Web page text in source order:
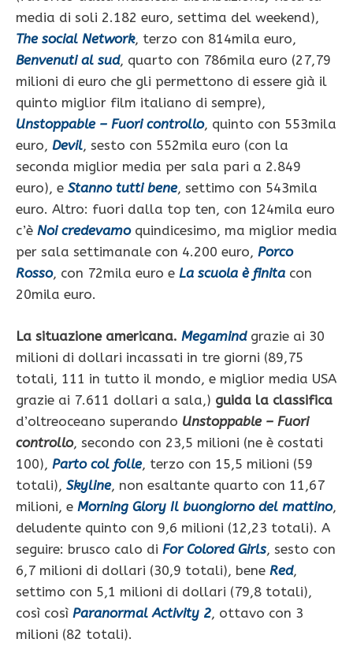
media di soli 2.182 euro, settima del weekend),
The social Network, terzo con 814mila euro,
Benvenuti al sud, quarto con 786mila euro (27,79
milioni di euro che gli permettono di essere già il
quinto miglior film italiano di sempre),
Unstoppable – Fuori controllo, quinto con 553mila
euro, Devil, sesto con 552mila euro (con la
seconda miglior media per sala pari a 2.849
euro), e Stanno tutti bene, settimo con 543mila
euro. Altro: fuori dalla top ten, con 124mila euro
c’è Noi credevamoquindicesimo, ma miglior media
per sala settimanale con 4.200 euro, Porco
Rosso, con 72mila euro e La scuola è finita con
20mila euro.
La situazione americana. Megamindgrazie ai 30
milioni di dollari incassati in tre giorni (89,75
totali, 111 in tutto il mondo, e miglior media USA
grazie ai 7.611 dollari a sala,) guida la classifica
d’oltreoceano superando Unstoppable – Fuori
controllo, secondo con 23,5 milioni (ne è costati
100), Parto col folle, terzo con 15,5 milioni (59
totali), Skyline, non esaltante quarto con 11,67
milioni, e Morning Glory Il buongiorno del mattino,
deludente quinto con 9,6 milioni (12,23 totali). A
seguire: brusco calo di For Colored Girls, sesto con
6,7 milioni di dollari (30,9 totali), bene Red,
settimo con 5,1 milioni di dollari (79,8 totali),
così così Paranormal Activity 2, ottavo con 3
milioni (82 totali).